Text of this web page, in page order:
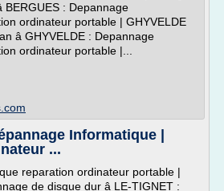
: Depannage
ordinateur portable | GHYVELDE
â GHYVELDE : Depannage
ordinateur portable |...
Informatique |
...
reparation ordinateur portable |
de disque dur â LE-TIGNET :